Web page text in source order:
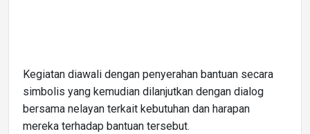
Kegiatan diawali dengan penyerahan bantuan secara
simbolis yang kemudian dilanjutkan dengan dialog
bersama nelayan terkait kebutuhan dan harapan
mereka terhadap bantuan tersebut.